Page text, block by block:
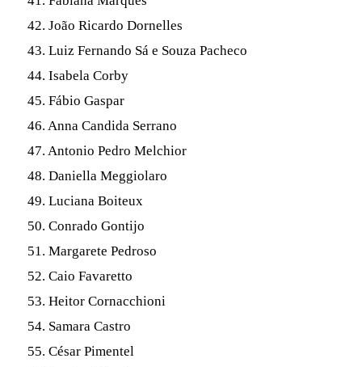
42. João Ricardo Dornelles
43. Luiz Fernando Sá e Souza Pacheco
44. Isabela Corby
45. Fábio Gaspar
46. Anna Candida Serrano
47. Antonio Pedro Melchior
48. Daniella Meggiolaro
49. Luciana Boiteux
50. Conrado Gontijo
51. Margarete Pedroso
52. Caio Favaretto
53. Heitor Cornacchioni
54. Samara Castro
55. César Pimentel